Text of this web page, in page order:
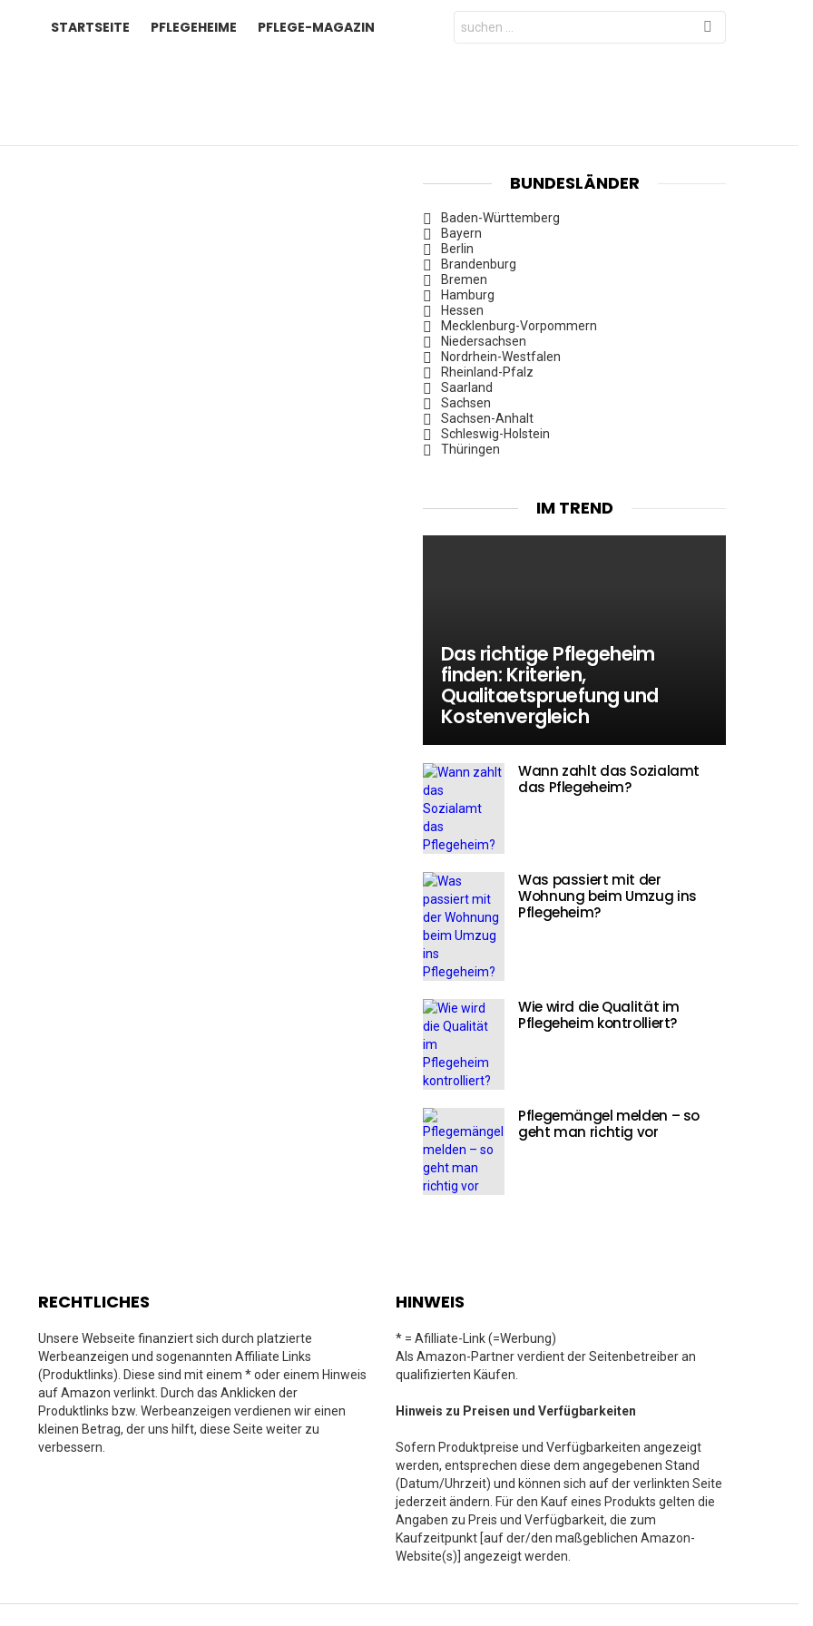
STARTSEITE PFLEGEHEIME PFLEGE-MAGAZIN
Search
for:
BUNDESLÄNDER
Baden-Württemberg
Bayern
Berlin
Brandenburg
Bremen
Hamburg
Hessen
Mecklenburg-Vorpommern
Niedersachsen
Nordrhein-Westfalen
Rheinland-Pfalz
Saarland
Sachsen
Sachsen-Anhalt
Schleswig-Holstein
Thüringen
IM TREND
Das richtige Pflegeheim
finden: Kriterien,
Qualitaetspruefung und
Kostenvergleich
Wann zahlt das Sozialamt
das Pflegeheim?
Was passiert mit der
Wohnung beim Umzug ins
Pflegeheim?
Wie wird die Qualität im
Pflegeheim kontrolliert?
Pflegemängel melden – so
geht man richtig vor
RECHTLICHES
Unsere Webseite finanziert sich durch platzierte
Werbeanzeigen und sogenannten Affiliate Links
(Produktlinks). Diese sind mit einem * oder einem Hinweis
auf Amazon verlinkt. Durch das Anklicken der
Produktlinks bzw. Werbeanzeigen verdienen wir einen
kleinen Betrag, der uns hilft, diese Seite weiter zu
verbessern.
HINWEIS
* = Afilliate-Link (=Werbung)
Als Amazon-Partner verdient der Seitenbetreiber an
qualifizierten Käufen.
Hinweis zu Preisen und Verfügbarkeiten
Sofern Produktpreise und Verfügbarkeiten angezeigt
werden, entsprechen diese dem angegebenen Stand
(Datum/Uhrzeit) und können sich auf der verlinkten Seite
jederzeit ändern. Für den Kauf eines Produkts gelten die
Angaben zu Preis und Verfügbarkeit, die zum
Kaufzeitpunkt [auf der/den maßgeblichen Amazon-
Website(s)] angezeigt werden.